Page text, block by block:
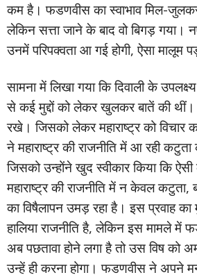
कम है। फडणवीस का स्वाभाव मिल-
लेकिन सत्ता जाने के बाद वो बिगड़ गया।
उनमें परिपक्वता आ गई होगी, ऐसा मालूम
सामना में लिखा गया कि दिवाली के
से कई मुद्दों को लेकर खुलकर बातें की थीं।
रखे। जिसको लेकर महाराष्ट्र को विचार
ने महाराष्ट्र की राजनीति में आ रही
जिसको उन्होंने खुद स्वीकार किया कि
महाराष्ट्र की राजनीति में न केवल कटुता,
का विषैलापन उमड़ रहा है। इस प्रवाह
हालिया राजनीति है, लेकिन इस मामले
अब पछतावा होने लगा है तो उस विष को
उन्हें ही करना होगा। फडणवीस ने अपने